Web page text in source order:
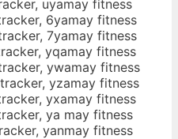
uyamay fitness
6yamay fitness
7yamay fitness
yqamay fitness
ywamay fitness
yzamay fitness
yxamay fitness
ya may fitness
yanmay fitness